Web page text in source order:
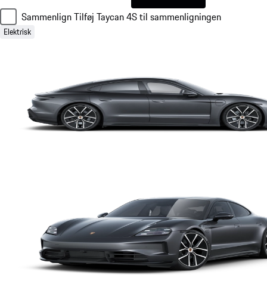
SammenlignTilføj Taycan 4S til sammenligningen
Elektrisk